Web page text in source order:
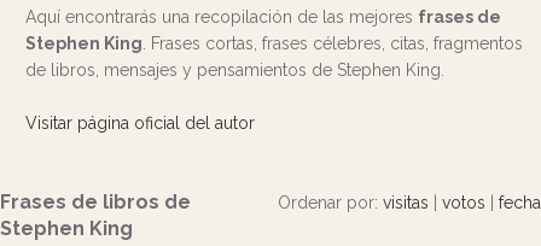
Aquí encontrarás una recopilación de las mejores frases de
Stephen King . Frases cortas, frases célebres, citas, fragmentos
de libros, mensajes y pensamientos de Stephen King.
Visitar página oficial del autor
Ordenar por: visitas votos fecha
Frases de libros de
Stephen King